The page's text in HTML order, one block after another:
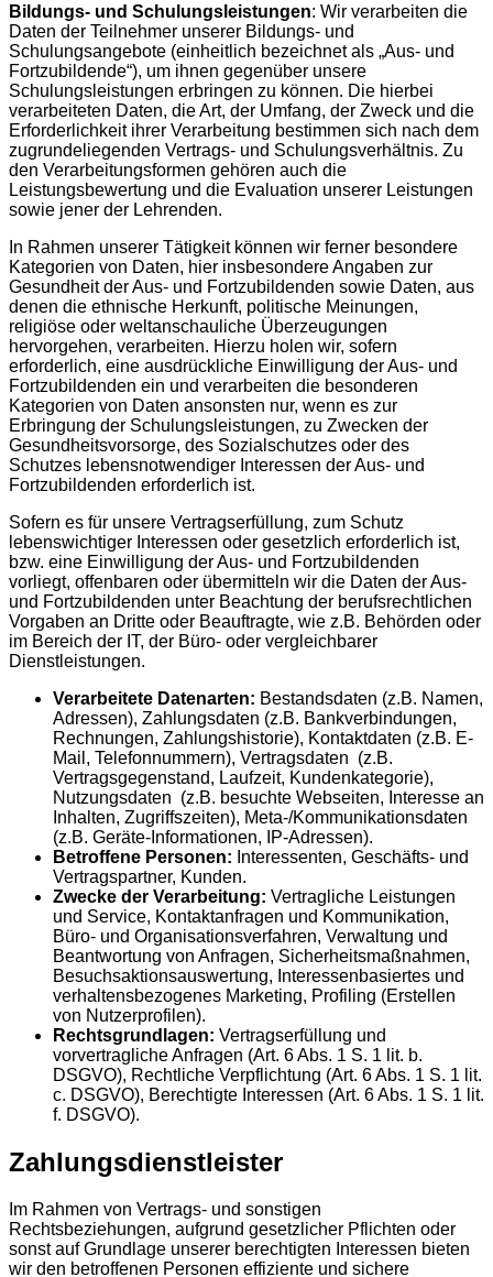
Bildungs- und Schulungsleistungen: Wir verarbeiten die
Daten der Teilnehmer unserer Bildungs- und
Schulungsangebote (einheitlich bezeichnet als „Aus- und
Fortzubildende“), um ihnen gegenüber unsere
Schulungsleistungen erbringen zu können. Die hierbei
verarbeiteten Daten, die Art, der Umfang, der Zweck und die
Erforderlichkeit ihrer Verarbeitung bestimmen sich nach dem
zugrundeliegenden Vertrags- und Schulungsverhältnis. Zu
den Verarbeitungsformen gehören auch die
Leistungsbewertung und die Evaluation unserer Leistungen
sowie jener der Lehrenden.
In Rahmen unserer Tätigkeit können wir ferner besondere
Kategorien von Daten, hier insbesondere Angaben zur
Gesundheit der Aus- und Fortzubildenden sowie Daten, aus
denen die ethnische Herkunft, politische Meinungen,
religiöse oder weltanschauliche Überzeugungen
hervorgehen, verarbeiten. Hierzu holen wir, sofern
erforderlich, eine ausdrückliche Einwilligung der Aus- und
Fortzubildenden ein und verarbeiten die besonderen
Kategorien von Daten ansonsten nur, wenn es zur
Erbringung der Schulungsleistungen, zu Zwecken der
Gesundheitsvorsorge, des Sozialschutzes oder des
Schutzes lebensnotwendiger Interessen der Aus- und
Fortzubildenden erforderlich ist.
Sofern es für unsere Vertragserfüllung, zum Schutz
lebenswichtiger Interessen oder gesetzlich erforderlich ist,
bzw. eine Einwilligung der Aus- und Fortzubildenden
vorliegt, offenbaren oder übermitteln wir die Daten der Aus-
und Fortzubildenden unter Beachtung der berufsrechtlichen
Vorgaben an Dritte oder Beauftragte, wie z.B. Behörden oder
im Bereich der IT, der Büro- oder vergleichbarer
Dienstleistungen.
Verarbeitete Datenarten: Bestandsdaten (z.B. Namen,
Adressen), Zahlungsdaten (z.B. Bankverbindungen,
Rechnungen, Zahlungshistorie), Kontaktdaten (z.B. E-
Mail, Telefonnummern), Vertragsdaten (z.B.
Vertragsgegenstand, Laufzeit, Kundenkategorie),
Nutzungsdaten (z.B. besuchte Webseiten, Interesse an
Inhalten, Zugriffszeiten), Meta-/Kommunikationsdaten
(z.B. Geräte-Informationen, IP-Adressen).
Betroffene Personen: Interessenten, Geschäfts- und
Vertragspartner, Kunden.
Zwecke der Verarbeitung: Vertragliche Leistungen
und Service, Kontaktanfragen und Kommunikation,
Büro- und Organisationsverfahren, Verwaltung und
Beantwortung von Anfragen, Sicherheitsmaßnahmen,
Besuchsaktionsauswertung, Interessenbasiertes und
verhaltensbezogenes Marketing, Profiling (Erstellen
von Nutzerprofilen).
Rechtsgrundlagen: Vertragserfüllung und
vorvertragliche Anfragen (Art. 6 Abs. 1 S. 1 lit. b.
DSGVO), Rechtliche Verpflichtung (Art. 6 Abs. 1 S. 1 lit.
c. DSGVO), Berechtigte Interessen (Art. 6 Abs. 1 S. 1 lit.
f. DSGVO).
Zahlungsdienstleister
Im Rahmen von Vertrags- und sonstigen
Rechtsbeziehungen, aufgrund gesetzlicher Pflichten oder
sonst auf Grundlage unserer berechtigten Interessen bieten
wir den betroffenen Personen effiziente und sichere